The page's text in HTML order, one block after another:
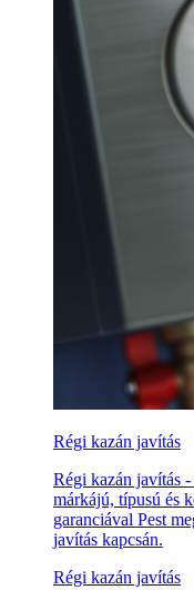
Régi kazán javítás
Régi kazán javítás
márkájú, típusú és
garanciával Pest
javítás kapcsán.
Régi kazán javítás